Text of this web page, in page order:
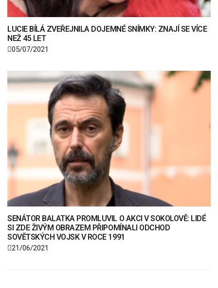
LUCIE BÍLÁ ZVEŘEJNILA DOJEMNÉ SNÍMKY: ZNAJÍ SE VÍCE
NEŽ 45 LET
05/07/2021
SENÁTOR BALATKA PROMLUVIL O AKCI V SOKOLOVĚ: LIDÉ
SI ZDE ŽIVÝM OBRAZEM PŘIPOMÍNALI ODCHOD
SOVĚTSKÝCH VOJSK V ROCE 1991
21/06/2021